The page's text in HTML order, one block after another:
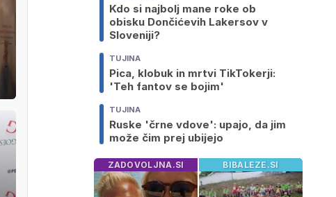
Kdo si najbolj mane roke ob
obisku Dončićevih Lakersov v
Sloveniji?
TUJINA
Pica, klobuk in mrtvi TikTokerji:
'Teh fantov se bojim'
TUJINA
Ruske 'črne vdove': upajo, da jim
može čim prej ubijejo
ZADOVOLJNA.SI BIBALEZE.SI